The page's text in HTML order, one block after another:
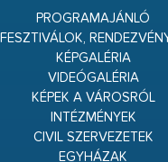
PROGRAMAJÁNLÓ
FESZTIVÁLOK,
KÉPGALÉRIA
VIDEÓGALÉRIA
KÉPEK A VÁROSRÓL
INTÉZMÉNYEK
CIVIL SZERVEZETEK
EGYHÁZAK